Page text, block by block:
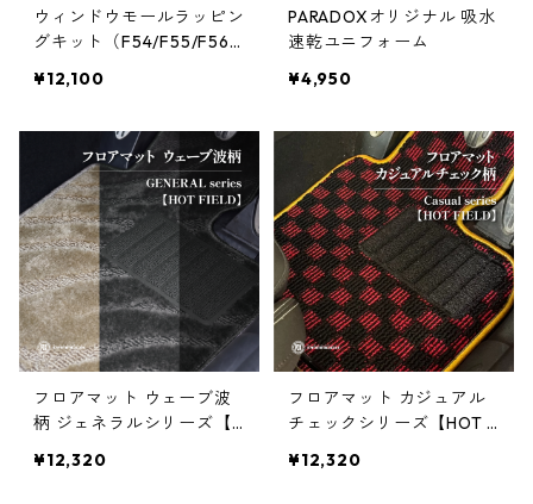
ウィンドウモールラッピン
グキット（F54/F55/F56/
¥12,100
PARADOXオリジナル 吸水
速乾ユニフォーム
¥4,950
フロアマット ウェーブ波
柄 ジェネラルシリーズ【H
¥12,320
フロアマット カジュアル
チェックシリーズ【HOT F
¥12,320